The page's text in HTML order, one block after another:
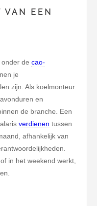
VAN EEN
onder decao-
je
zijn. Als koelmonteur
en
de branche. Een
verdienen tussen
afhankelijk van
in het weekend werkt,